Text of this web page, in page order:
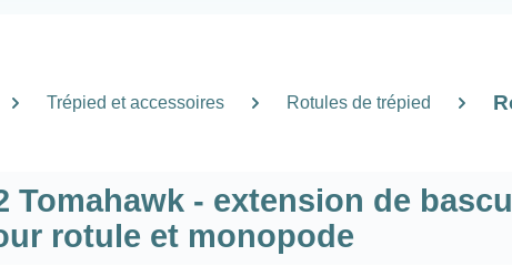
Trépied et accessoires Rotules de trépied
Tomahawk - extension de
rotule et monopode